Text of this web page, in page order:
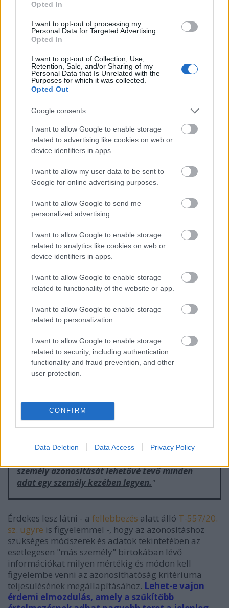
Opted In
I want to opt-out of processing my
Personal Data for Targeted Advertising.
Opted In
I want to opt-out of Collection, Use,
Retention, Sale, and/or Sharing of my
Personal Data that Is Unrelated with the
Purposes for which it was collected.
Opted Out
Google consents
I want to allow Google to enable storage
related to advertising like cookies on web or
device identifiers in apps.
I want to allow my user data to be sent to
Google for online advertising purposes.
I want to allow Google to send me
personalized advertising.
I want to allow Google to enable storage
related to analytics like cookies on web or
device identifiers in apps.
I want to allow Google to enable storage
related to functionality of the website or app.
I want to allow Google to enable storage
related to personalization.
I want to allow Google to enable storage
related to security, including authentication
functionality and fraud prevention, and other
user protection.
CONFIRM
Data Deletion Data Access Privacy Policy
A GDPR Prteambulum (26) szerint: "[...]
Valamely
természetes személy azonosíthatóságának
meghatározásakorminden olyan módszert
figyelembe kell venni– ideértve például a
megjelölést –,amelyről észszerűen feltételezhető
hogy az adatkezelő vagy más személy a
természetes személy közvetlen vagy közvetett
azonosítására felhasználhatja.
meghatározásakor, hogy mely eszközökről
feltételezhető észszerűen, hogy egy adott
természetes személy azonosítására fogják
figyelembe kell venni,így például az azonosítás
költségeit és időigényét, számításba véve az
és a technológia fejlődését. [....]"
alapján született, de a személyes adat definíciója a
GDPR-ban nem változott az irányelvi
meghatározáshoz képest) rögzítette a Bíróság,
42 Egyébiránt a 95/46 irányelv
(26) preambulumbekezdése kimondja, hogy annak
meghatározására, hogy egy személy
azonosítható‑e,minden olyan módszert
figyelembe kell venni, amit az adatkezelő,vagy
más személyvalószínűleg felhasználna
az
említett személy azonosítására.
43 Amennyiben e preambulumbekezdés minden
adatkezelő, vagy „más személy” valószínűleg
felhasználna az említett személy azonosítására,
annak szövege azt sugallja, hogy annak érdekében,
2. cikkének a) pontja szerinti „személyes adatnak”
személy azonosítását lehetővé tevő minden
adat egy személy kezében legyen."
Érdekes lesz látni - a fellebbezés alatt álló T-557/20.
sz. ügyre is figyelemmel -, hogy az azonosításhoz
szükséges módszerek és adatok tekintetében az
esetlegesen "más személy" birtokában lévő
információkat milyen mértékig és módon kell
figyelembe venni az azonosíthatóság kritériuma
teljesülésének megállapításához. Lehet-e vajon
érdemi elmozdulás, amely a szűkítőbb